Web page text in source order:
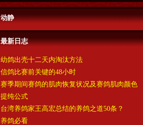
动静
最新日志
幼鸽出壳十二天内淘汰方法
信鸽比赛前关键的48小时
赛季期间赛鸽的肌肉恢复状况及赛鸽肌肉颜色
提纯公式
台湾养鸽家王高宏总结的养鸽之道50条？
养鸽必看